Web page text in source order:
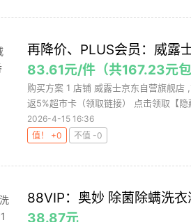
再降价、PLUS会员：威露
83.61元/件（共167.23元
购买方案 1 店铺 威露士京东自营旗舰
返5%超市卡（领取链接） 点击领取【隐
2026-4-15 16:36
值！ +0
不值 -0
88VIP：奥妙 除菌除螨洗
38.87元